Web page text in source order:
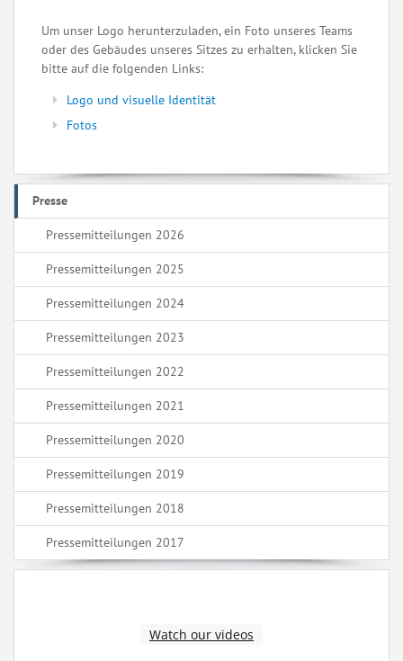
Um unser Logo herunterzuladen, ein Foto unseres Teams
oder des Gebäudes unseres Sitzes zu erhalten, klicken Sie
bitte auf die folgenden Links:
Logo und visuelle Identität
Fotos
Presse
Pressemitteilungen 2026
Pressemitteilungen 2025
Pressemitteilungen 2024
Pressemitteilungen 2023
Pressemitteilungen 2022
Pressemitteilungen 2021
Pressemitteilungen 2020
Pressemitteilungen 2019
Pressemitteilungen 2018
Pressemitteilungen 2017
Watch our videos